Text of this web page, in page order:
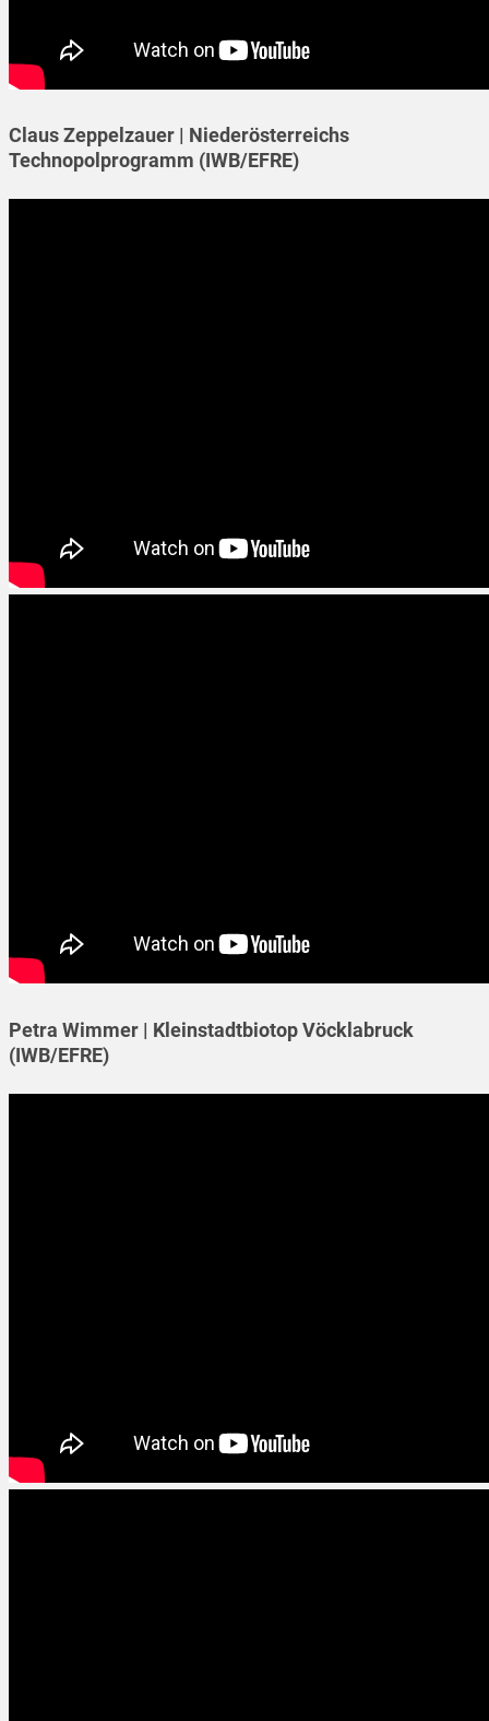
Claus Zeppelzauer | Niederösterreichs
Technopolprogramm (IWB/EFRE)
Petra Wimmer | Kleinstadtbiotop Vöcklabruck
(IWB/EFRE)